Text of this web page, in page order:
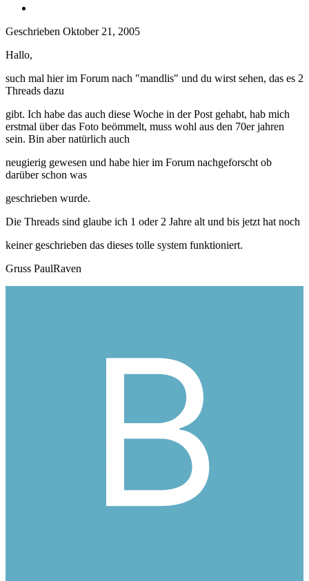
Geschrieben Oktober 21, 2005
Hallo,
such mal hier im Forum nach "mandlis" und du wirst sehen, das es 2
Threads dazu
gibt. Ich habe das auch diese Woche in der Post gehabt, hab mich
erstmal über das Foto beömmelt, muss wohl aus den 70er jahren
sein. Bin aber natürlich auch
neugierig gewesen und habe hier im Forum nachgeforscht ob
darüber schon was
geschrieben wurde.
Die Threads sind glaube ich 1 oder 2 Jahre alt und bis jetzt hat noch
keiner geschrieben das dieses tolle system funktioniert.
Gruss PaulRaven